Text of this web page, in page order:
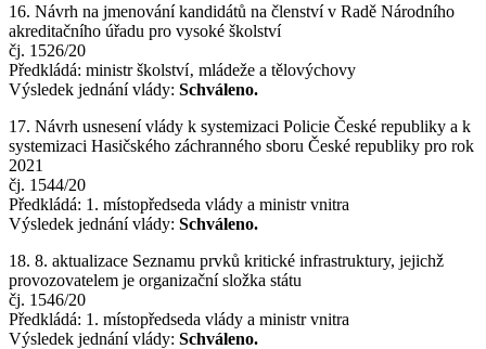
16. Návrh na jmenování kandidátů na členství v Radě Národního
akreditačního úřadu pro vysoké školství
čj. 1526/20
Předkládá: ministr školství‚ mládeže a tělovýchovy
Výsledek jednání vlády: Schváleno.
17. Návrh usnesení vlády k systemizaci Policie České republiky a k
systemizaci Hasičského záchranného sboru České republiky pro rok
2021
čj. 1544/20
Předkládá: 1. místopředseda vlády a ministr vnitra
Výsledek jednání vlády: Schváleno.
18. 8. aktualizace Seznamu prvků kritické infrastruktury, jejichž
provozovatelem je organizační složka státu
čj. 1546/20
Předkládá: 1. místopředseda vlády a ministr vnitra
Výsledek jednání vlády: Schváleno.